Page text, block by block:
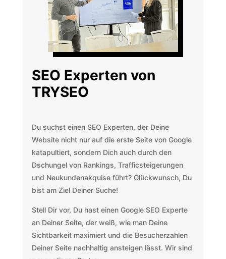
SEO Experten von
TRYSEO
Du suchst einen SEO Experten, der Deine
Website nicht nur auf die erste Seite von Google
katapultiert, sondern Dich auch durch den
Dschungel von Rankings, Trafficsteigerungen
und Neukundenakquise führt? Glückwunsch, Du
bist am Ziel Deiner Suche!
Stell Dir vor, Du hast einen Google SEO Experte
an Deiner Seite, der weiß, wie man Deine
Sichtbarkeit maximiert und die Besucherzahlen
Deiner Seite nachhaltig ansteigen lässt. Wir sind